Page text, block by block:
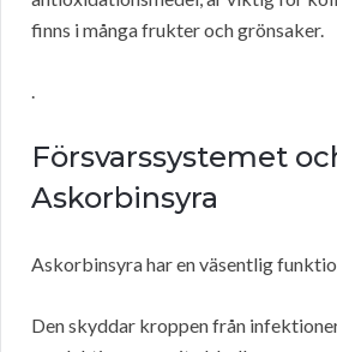
finns i många frukter och grönsaker.
.
Försvarssystemet
Askorbinsyra
Askorbinsyra har en väsentlig
Den skyddar kroppen från